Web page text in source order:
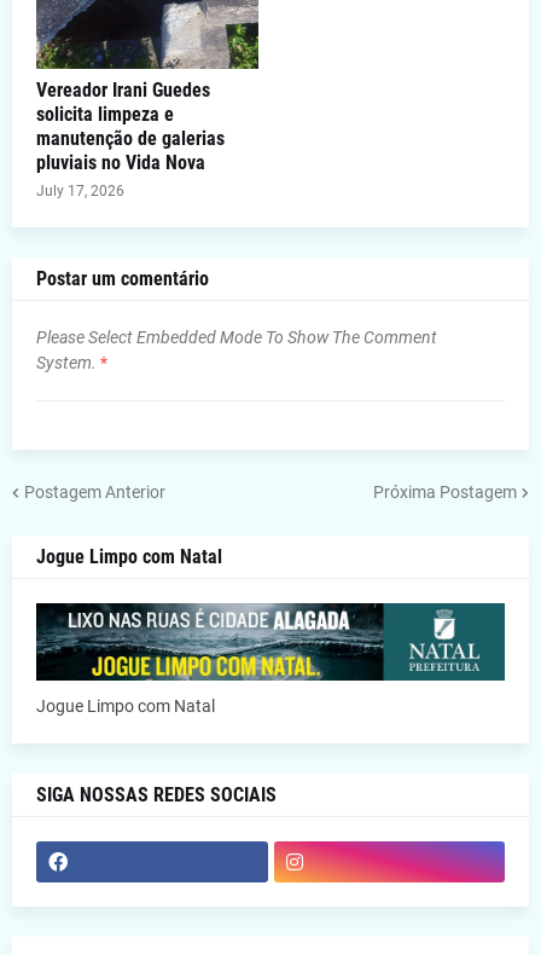
Vereador Irani Guedes
solicita limpeza e
manutenção de galerias
pluviais no Vida Nova
July 17, 2026
Postar um comentário
Please Select Embedded Mode To Show The Comment
System. *
Postagem Anterior Próxima Postagem
Jogue Limpo com Natal
Jogue Limpo com Natal
SIGA NOSSAS REDES SOCIAIS